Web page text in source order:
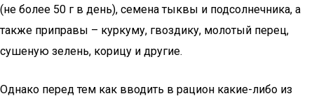
(не более 50 г в день), семена тыквы и подсолнечника, а
также приправы – куркуму, гвоздику, молотый перец,
сушеную зелень, корицу и другие.
Однако перед тем как вводить в рацион какие-либо из